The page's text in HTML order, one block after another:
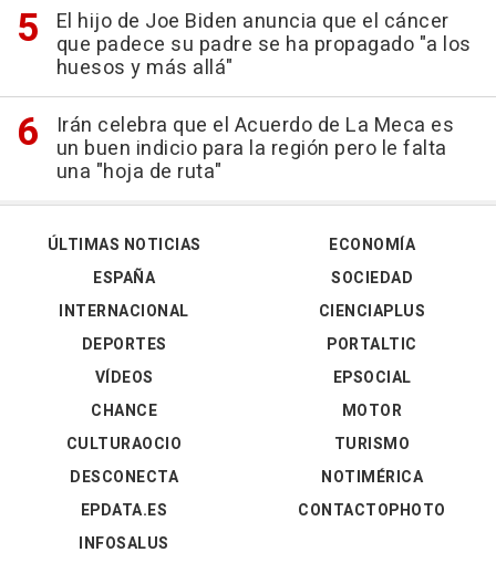
El hijo de Joe Biden anuncia que el cáncer
que padece su padre se ha propagado "a los
huesos y más allá"
Irán celebra que el Acuerdo de La Meca es
un buen indicio para la región pero le falta
una "hoja de ruta"
ÚLTIMAS NOTICIAS
ESPAÑA
INTERNACIONAL
DEPORTES
VÍDEOS
ECONOMÍA
SOCIEDAD
CIENCIAPLUS
PORTALTIC
EPSOCIAL
CHANCE
CULTURAOCIO
DESCONECTA
EPDATA.ES
INFOSALUS
MOTOR
TURISMO
NOTIMÉRICA
CONTACTOPHOTO